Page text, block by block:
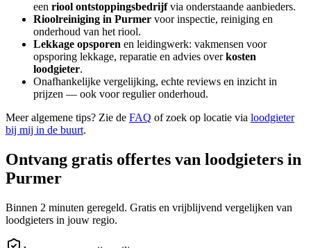
een riool ontstoppingsbedrijfvia onderstaande aanbieders.
Rioolreiniging in Purmer voor inspectie, reiniging en
onderhoud van het riool.
Lekkage opsporen en leidingwerk: vakmensen voor
opsporing lekkage, reparatie en advies overkosten
loodgieter.
Onafhankelijke vergelijking, echte reviews en inzicht in
prijzen — ook voor regulier onderhoud.
Meer algemene tips? Zie de FAQ of zoek op locatie via loodgieter
bij mij in de buurt.
Ontvang gratis offertes van loodgieters in
Purmer
Binnen 2 minuten geregeld. Gratis en vrijblijvend vergelijken van
loodgieters in jouw regio.